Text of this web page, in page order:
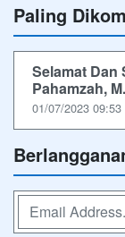
Paling
Selamat Dan
Pahamzah,
01/07/2023